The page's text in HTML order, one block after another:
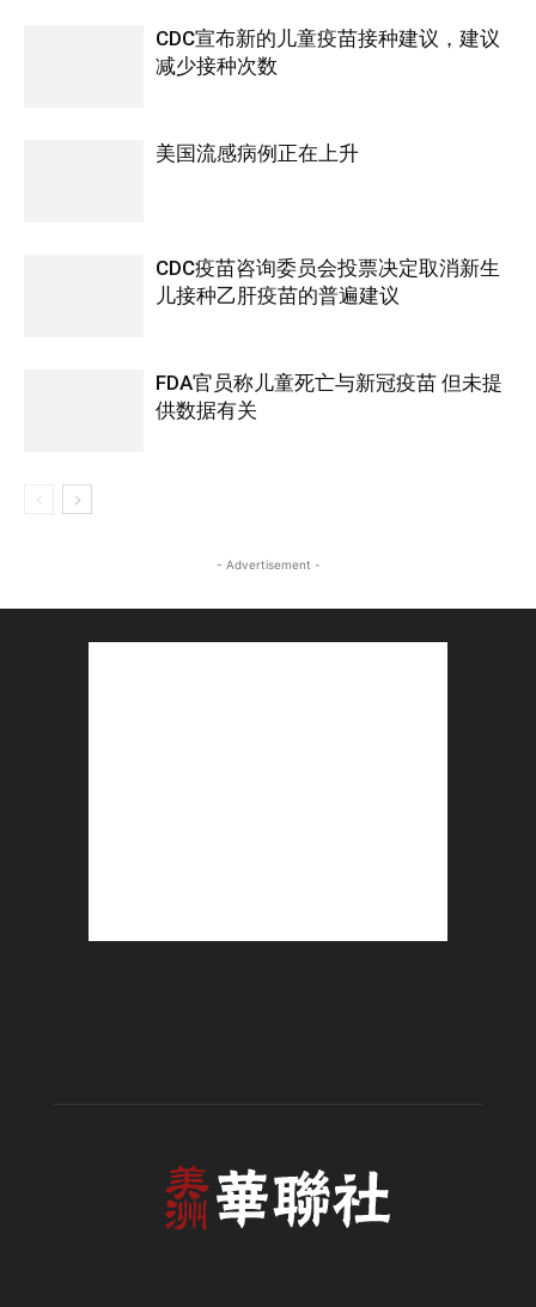
CDC宣布新的儿童疫苗接种建议，建议
减少接种次数
美国流感病例正在上升
CDC疫苗咨询委员会投票决定取消新生
儿接种乙肝疫苗的普遍建议
FDA官员称儿童死亡与新冠疫苗 但未提
供数据有关
- Advertisement -